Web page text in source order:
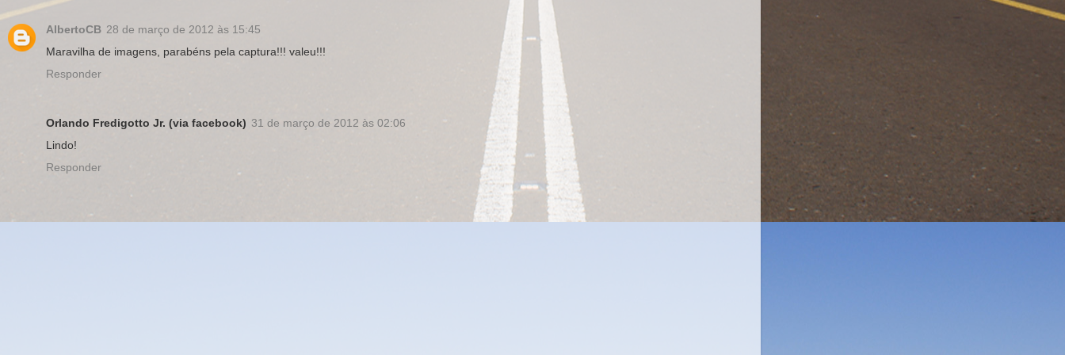
AlbertoCB 28 de março de 2012 às 15:45
Maravilha de imagens, parabéns pela captura!!! valeu!!!
Responder
Orlando Fredigotto Jr. (via facebook) 31 de março de 2012 às 02:06
Lindo!
Responder